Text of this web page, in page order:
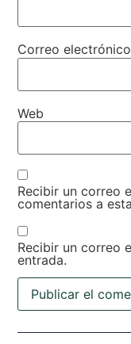
Correo electrónico
Web
Recibir un correo
comentarios a
Recibir un correo
entrada.